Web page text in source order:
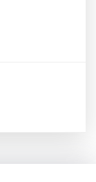
Praese